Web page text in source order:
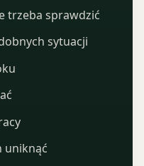
trzeba sprawdzić
sytuacji
uniknąć